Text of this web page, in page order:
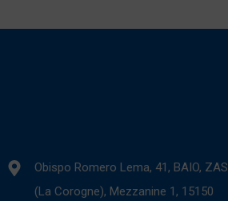
Obispo Romero Lema, 41, BAIO, ZAS
(La Corogne), Mezzanine 1, 15150